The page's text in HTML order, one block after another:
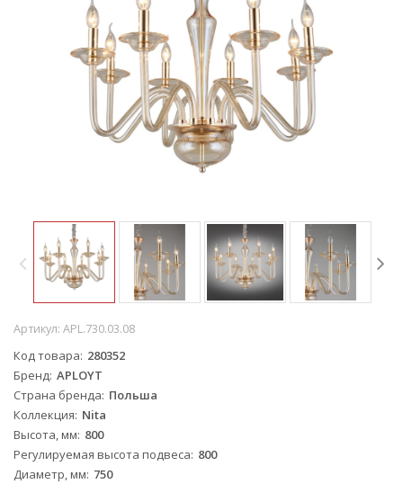
Артикул: APL.730.03.08
Код товара 280352
Бренд APLOYT
Страна бренда Польша
Коллекция Nita
Высота, мм 800
Регулируемая высота подвеса 800
Диаметр, мм 750